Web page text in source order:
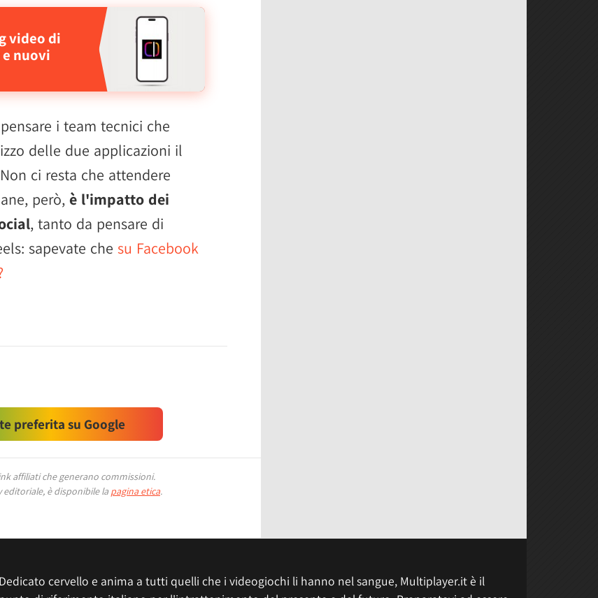
video di
nuovi
i team tecnici che
delle due applicazioni il
ci resta che attendere
però, è l'impatto dei
, tanto da pensare di
sapevate che su Facebook
preferita su Google
affiliati che generano commissioni.
editoriale, è disponibile la pagina etica.
Dedicato cervello e anima a tutti quelli che i videogiochi li hanno nel sangue, Multiplayer.it è il